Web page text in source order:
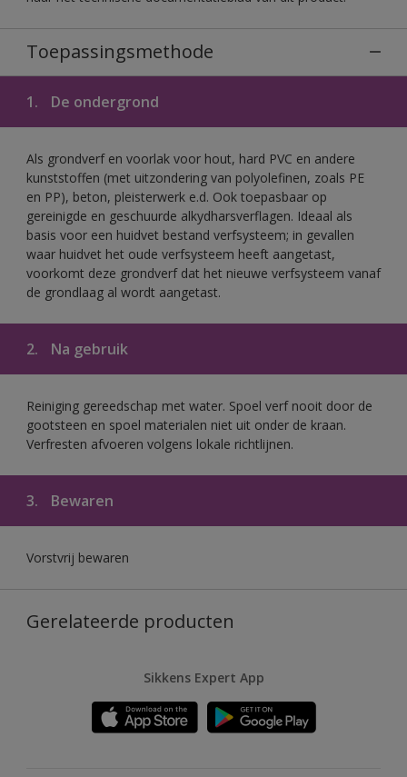
Toepassingsmethode
1. De ondergrond
Als grondverf en voorlak voor hout, hard PVC en andere
kunststoffen (met uitzondering van polyolefinen, zoals PE
en PP), beton, pleisterwerk e.d. Ook toepasbaar op
gereinigde en geschuurde alkydharsverflagen. Ideaal als
basis voor een huidvet bestand verfsysteem; in gevallen
waar huidvet het oude verfsysteem heeft aangetast,
voorkomt deze grondverf dat het nieuwe verfsysteem vanaf
de grondlaag al wordt aangetast.
2. Na gebruik
Reiniging gereedschap met water. Spoel verf nooit door de
gootsteen en spoel materialen niet uit onder de kraan.
Verfresten afvoeren volgens lokale richtlijnen.
3. Bewaren
Vorstvrij bewaren
Gerelateerde producten
Sikkens Expert App